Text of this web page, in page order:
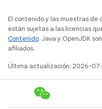
El contenido y las muestras
están sujetas a las licencias
Contenido. Java y OpenJDK
afiliados.
Última actualización: 2026-